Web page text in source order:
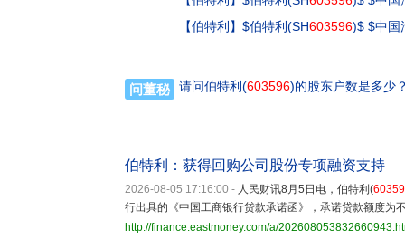
【伯特利 】 $伯特利(SH603596)$ $中国
问董秘 请问伯特利(603596)的股东户数是多少
伯特利：获得回购公司股份专项融资支持
2026-08-05 17:16:00 - 人民财讯8月5日电，伯特利(
行出具的《中国工商银行贷款承诺函》，承诺贷款额度为
http://finance.eastmoney.com/a/